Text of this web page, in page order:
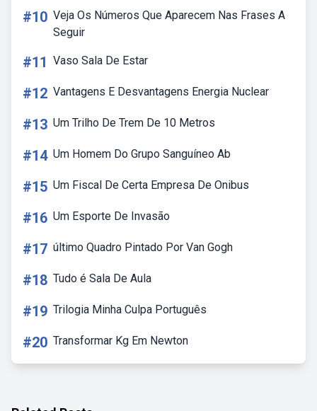
#10 Veja Os Números Que Aparecem Nas Frases A
Seguir
#11 Vaso Sala De Estar
#12 Vantagens E Desvantagens Energia Nuclear
#13 Um Trilho De Trem De 10 Metros
#14 Um Homem Do Grupo Sanguíneo Ab
#15 Um Fiscal De Certa Empresa De Onibus
#16 Um Esporte De Invasão
#17 último Quadro Pintado Por Van Gogh
#18 Tudo é Sala De Aula
#19 Trilogia Minha Culpa Português
#20 Transformar Kg Em Newton